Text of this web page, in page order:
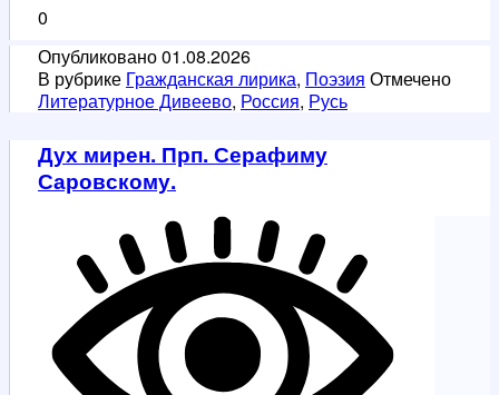
доведёт
0
Опубликовано01.08.2026
В рубрике Гражданская лирика, Поэзия Отмечено
Литературное Дивеево, Россия, Русь
Дух мирен. Прп. Серафиму
Саровскому.